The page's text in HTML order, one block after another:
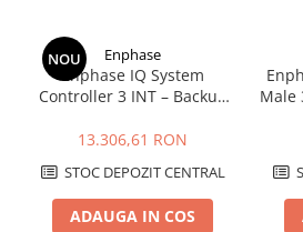
NOU Enphase
Enphase IQ System
Controller 3 INT – Backup
Battery 5P si Sisteme PV
13.306,61 RON
STOC DEPOZIT CENTRAL
ADAUGA IN COS
Male